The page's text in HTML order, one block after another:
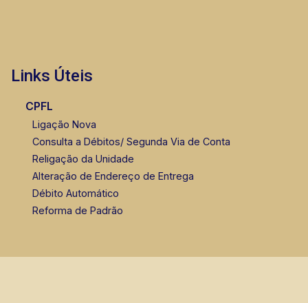
Links Úteis
CPFL
Ligação Nova
Consulta a Débitos/ Segunda Via de Conta
Religação da Unidade
Alteração de Endereço de Entrega
Débito Automático
Reforma de Padrão